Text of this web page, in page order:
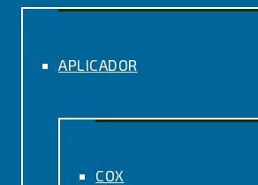
APLICADOR
COX